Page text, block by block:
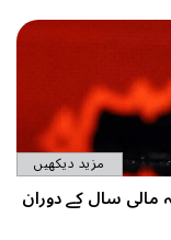
مزید دیکھیں
سال کے دوران